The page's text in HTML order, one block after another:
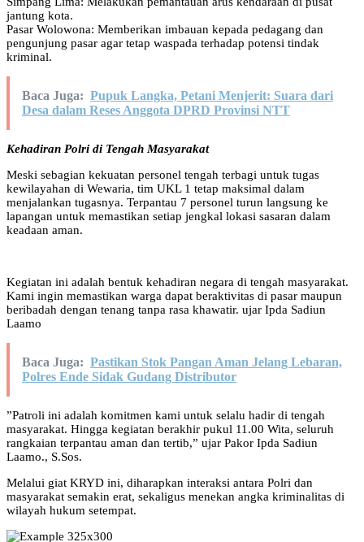
jantung kota.
​Pasar Wolowona: Memberikan imbauan kepada pedagang dan
pengunjung pasar agar tetap waspada terhadap potensi tindak
kriminal.
Baca Juga: Pupuk Langka, Petani Menjerit: Suara dari
Desa dalam Reses Anggota DPRD Provinsi NTT
​Kehadiran Polri di Tengah Masyarakat
​Meski sebagian kekuatan personel tengah terbagi untuk tugas
kewilayahan di Wewaria, tim UKL 1 tetap maksimal dalam
menjalankan tugasnya. Terpantau 7 personel turun langsung ke
lapangan untuk memastikan setiap jengkal lokasi sasaran dalam
keadaan aman.
Kegiatan ini adalah bentuk kehadiran negara di tengah masyarakat.
Kami ingin memastikan warga dapat beraktivitas di pasar maupun
beribadah dengan tenang tanpa rasa khawatir. ujar Ipda Sadiun
Laamo
Baca Juga: ​Pastikan Stok Pangan Aman Jelang Lebaran,
Polres Ende Sidak Gudang Distributor
​”Patroli ini adalah komitmen kami untuk selalu hadir di tengah
masyarakat. Hingga kegiatan berakhir pukul 11.00 Wita, seluruh
rangkaian terpantau aman dan tertib,” ujar Pakor Ipda Sadiun
Laamo., S.Sos.
​Melalui giat KRYD ini, diharapkan interaksi antara Polri dan
masyarakat semakin erat, sekaligus menekan angka kriminalitas di
wilayah hukum setempat.